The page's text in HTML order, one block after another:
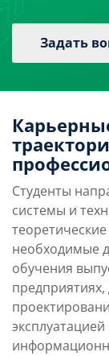
Задать
Студенты
системы и
необходимые
обучения
предприятиях,